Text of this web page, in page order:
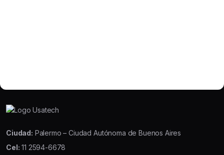
Ciudad: Palermo – Ciudad Autónoma de Buenos Aires
Cel: 11 2594-6678